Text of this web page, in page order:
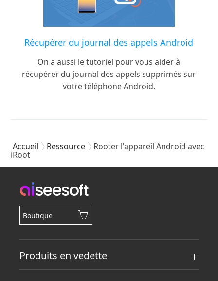
Récupérer du journal des appels Android
On a aussi le tutoriel pour vous aider à
récupérer du journal des appels supprimés sur
votre téléphone Android.
Accueil Ressource
Rooter l'appareil Android avec
iRoot
Boutique
Produits en vedette